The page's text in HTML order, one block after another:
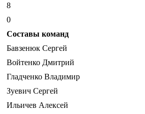
8
0
Составы команд
Бавзенюк Сергей
Войтенко Дмитрий
Гладченко Владимир
Зуевич Сергей
Ильичев Алексей